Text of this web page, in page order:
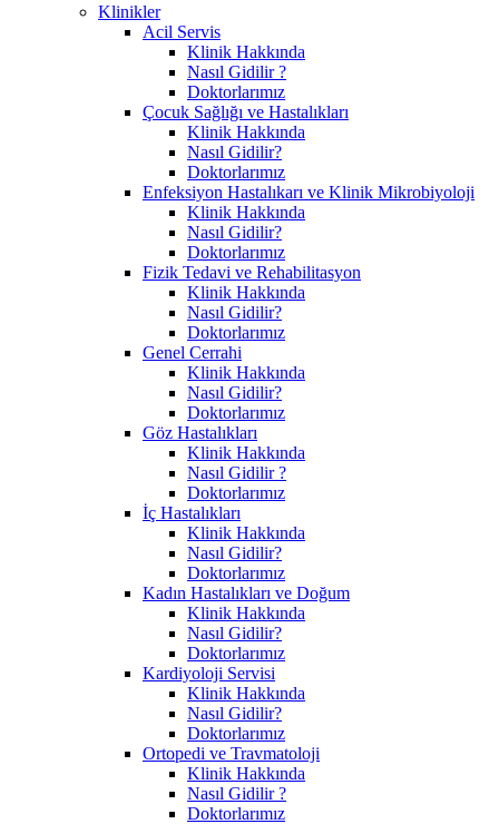
Klinikler
Acil Servis
Klinik Hakkında
Nasıl Gidilir ?
Doktorlarımız
Çocuk Sağlığı ve Hastalıkları
Klinik Hakkında
Nasıl Gidilir?
Doktorlarımız
Enfeksiyon Hastalıkarı ve Klinik Mikrobiyoloji
Klinik Hakkında
Nasıl Gidilir?
Doktorlarımız
Fizik Tedavi ve Rehabilitasyon
Klinik Hakkında
Nasıl Gidilir?
Doktorlarımız
Genel Cerrahi
Klinik Hakkında
Nasıl Gidilir?
Doktorlarımız
Göz Hastalıkları
Klinik Hakkında
Nasıl Gidilir ?
Doktorlarımız
İç Hastalıkları
Klinik Hakkında
Nasıl Gidilir?
Doktorlarımız
Kadın Hastalıkları ve Doğum
Klinik Hakkında
Nasıl Gidilir?
Doktorlarımız
Kardiyoloji Servisi
Klinik Hakkında
Nasıl Gidilir?
Doktorlarımız
Ortopedi ve Travmatoloji
Klinik Hakkında
Nasıl Gidilir ?
Doktorlarımız